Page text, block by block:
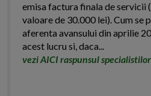
emisa factura finala de servicii
valoare de 30.000 lei). Cum se
aferenta avansului din aprilie
acest lucru si, daca...
vezi AICI raspunsul specialistilor